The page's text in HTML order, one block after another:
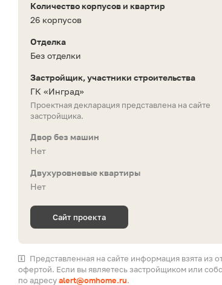
Количество корпусов и квартир
26 корпусов
Отделка
Без отделки
Застройщик, участники строительства
ГК «Инград»
Проектная декларация представлена на сайте
застройщика.
Двор без машин
Нет
Двухуровневые квартиры
Нет
Сайт проекта
Представленная на сайте информация взята из
офертой. Если вы являетесь застройщиком или
по адресуalert@omhome.ru.